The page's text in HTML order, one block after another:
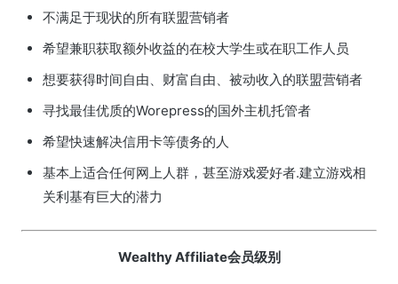
不满足于现状的所有联盟营销者
希望兼职获取额外收益的在校大学生或在职工作人员
想要获得时间自由、财富自由、被动收入的联盟营销者
寻找最佳优质的Worepress的国外主机托管者
希望快速解决信用卡等债务的人
基本上适合任何网上人群，甚至游戏爱好者.建立游戏相
关利基有巨大的潜力
Wealthy Affiliate会员级别